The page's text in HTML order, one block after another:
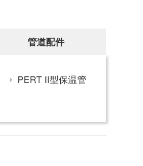
PERT II型保温管
管道配件